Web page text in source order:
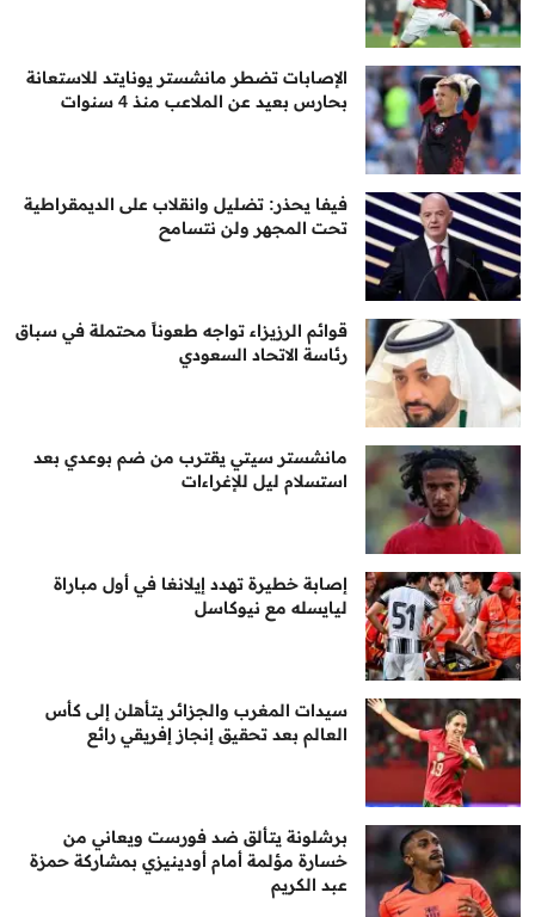
الإصابات تضطر مانشستر يونايتد للاستعانة
بحارس بعيد عن الملاعب منذ 4 سنوات
فيفا يحذر: تضليل وانقلاب على الديمقراطية
تحت المجهر ولن نتسامح
قوائم الرزيزاء تواجه طعوناً محتملة في سباق
رئاسة الاتحاد السعودي
مانشستر سيتي يقترب من ضم بوعدي بعد
استسلام ليل للإغراءات
إصابة خطيرة تهدد إيلانغا في أول مباراة
ليايسله مع نيوكاسل
سيدات المغرب والجزائر يتأهلن إلى كأس
العالم بعد تحقيق إنجاز إفريقي رائع
برشلونة يتألق ضد فورست ويعاني من
خسارة مؤلمة أمام أودينيزي بمشاركة حمزة
عبد الكريم